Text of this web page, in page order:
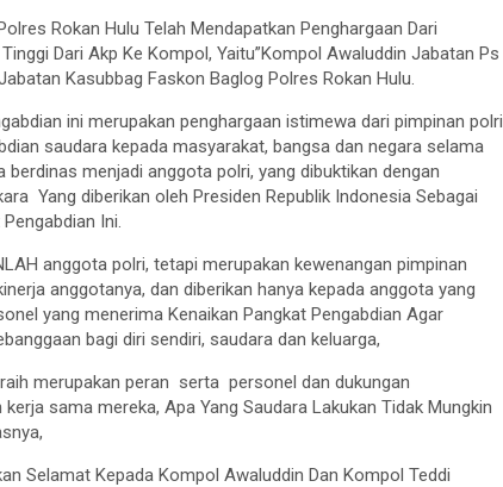
Rokan Hulu Telah Mendapatkan Penghargaan Dari
Dari Akp Ke Kompol, Yaitu”Kompol Awaluddin Jabatan Ps
Kasubbag Faskon Baglog Polres Rokan Hulu.
ini merupakan penghargaan istimewa dari pimpinan polri
saudara kepada masyarakat, bangsa dan negara selama
menjadi anggota polri, yang dibuktikan dengan
Yang diberikan oleh Presiden Republik Indonesia Sebagai
Ini.
anggota polri, tetapi merupakan kewenangan pimpinan
anggotanya, dan diberikan hanya kepada anggota yang
yang menerima Kenaikan Pangkat Pengabdian Agar
bagi diri sendiri, saudara dan keluarga,
merupakan peran serta personel dan dukungan
sama mereka, Apa Yang Saudara Lakukan Tidak Mungkin
Selamat Kepada Kompol Awaluddin Dan Kompol Teddi